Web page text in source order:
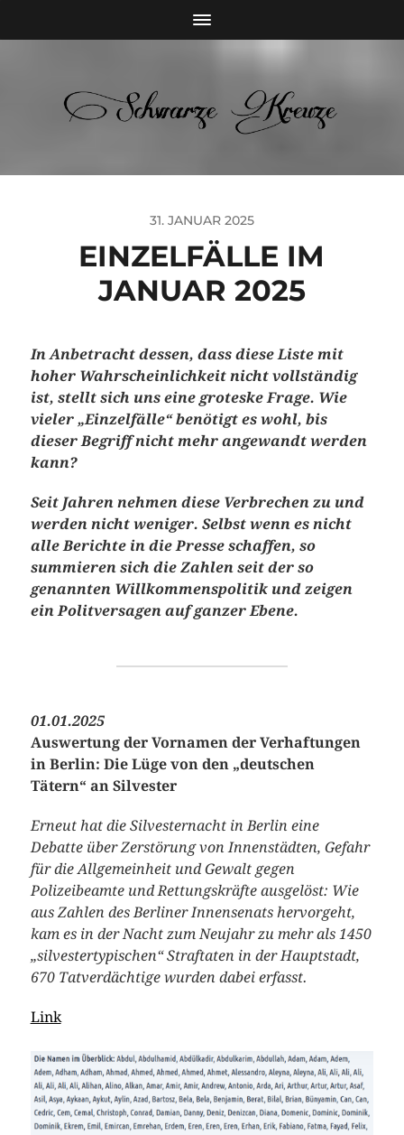
31. JANUAR 2025
EINZELFÄLLE IM
JANUAR 2025
In Anbetracht dessen, dass diese Liste mit
hoher Wahrscheinlichkeit nicht vollständig
ist, stellt sich uns eine groteske Frage. Wie
vieler „Einzelfälle“ benötigt es wohl, bis
dieser Begriff nicht mehr angewandt werden
kann?
Seit Jahren nehmen diese Verbrechen zu und
werden nicht weniger. Selbst wenn es nicht
alle Berichte in die Presse schaffen, so
summieren sich die Zahlen seit der so
genannten Willkommenspolitik und zeigen
ein Politversagen auf ganzer Ebene.
01.01.2025
Auswertung der Vornamen der Verhaftungen
in Berlin: Die Lüge von den „deutschen
Tätern“ an Silvester
Erneut hat die Silvesternacht in Berlin eine
Debatte über Zerstörung von Innenstädten, Gefahr
für die Allgemeinheit und Gewalt gegen
Polizeibeamte und Rettungskräfte ausgelöst: Wie
aus Zahlen des Berliner Innensenats hervorgeht,
kam es in der Nacht zum Neujahr zu mehr als 1450
„silvestertypischen“ Straftaten in der Hauptstadt,
670 Tatverdächtige wurden dabei erfasst.
Link